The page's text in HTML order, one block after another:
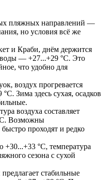
пляжных направлений —
но условия всё же
и Краби, днём держится
воды — +27...+29 °C. Это
что удобно для
воздух прогревается
Зима здесь сухая, осадков
воздуха составляет
Возможны
проходят и редко
°C, температура
сезона с сухой
стабильные